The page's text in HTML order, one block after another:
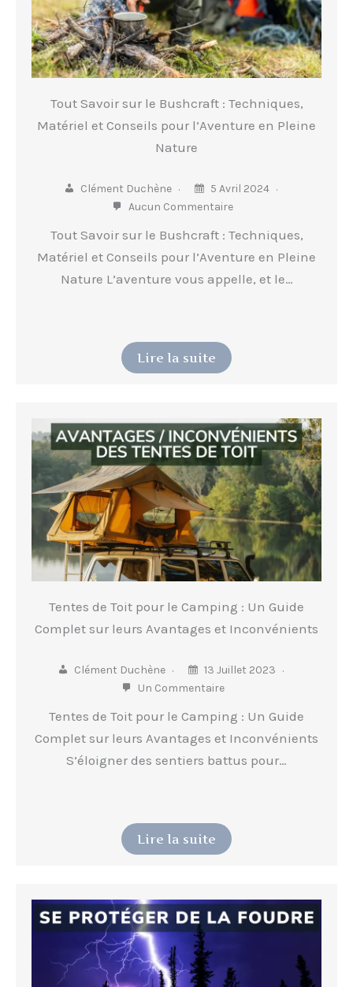
Tout Savoir sur le Bushcraft : Techniques,
Matériel et Conseils pour l’Aventure en Pleine
Nature
Clément Duchène
5 Avril 2024
Aucun Commentaire
Tout Savoir sur le Bushcraft : Techniques,
Matériel et Conseils pour l’Aventure en Pleine
Nature L’aventure vous appelle, et le…
Lire la suite
Tentes de Toit pour le Camping : Un Guide
Complet sur leurs Avantages et Inconvénients
Clément Duchène
13 Juillet 2023
Un Commentaire
Tentes de Toit pour le Camping : Un Guide
Complet sur leurs Avantages et Inconvénients
S’éloigner des sentiers battus pour…
Lire la suite